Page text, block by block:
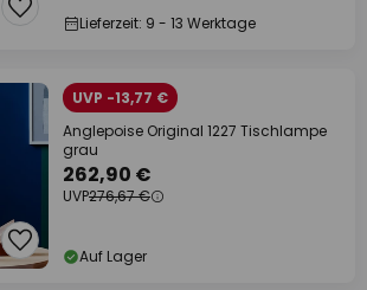
Lieferzeit: 9 - 13 Werktage
UVP -13,77 €
Anglepoise Original 1227 Tischlampe
grau
262,90 €
UVP276,67 €
Auf Lager